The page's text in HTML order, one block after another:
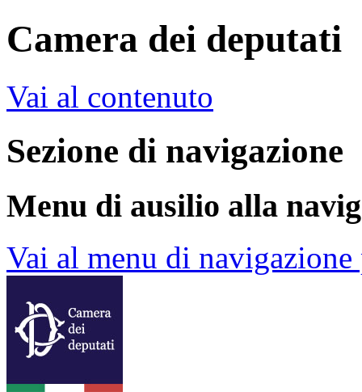
Camera dei deputati
Vai al contenuto
Sezione di navigazione
Menu di ausilio alla
Vai al menu di